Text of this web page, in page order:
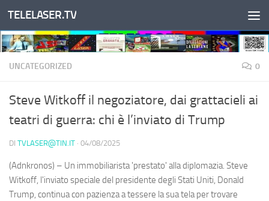
Salta al contenuto
TELELASER.TV
UNCATEGORIZED 0
Steve Witkoff il negoziatore, dai grattacieli ai
teatri di guerra: chi è l’inviato di Trump
DI TVLASER@TIN.IT · 04/08/2025
(Adnkronos) – Un immobiliarista 'prestato' alla diplomazia. Steve
Witkoff, l'inviato speciale del presidente degli Stati Uniti, Donald
Trump, continua con pazienza a tessere la sua tela per trovare